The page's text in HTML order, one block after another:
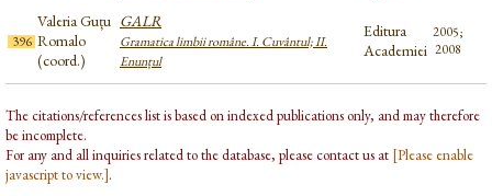
396
Valeria Guțu
Romalo
(coord.)
GALR
Gramatica limbii române. I. Cuvântul; II.
Enunțul
Editura
Academiei
2005;
2008
The citations/references list is based on indexed publications only, and may therefore
be incomplete.
For any and all inquiries related to the database, please contact us at [Please enable
javascript to view.].